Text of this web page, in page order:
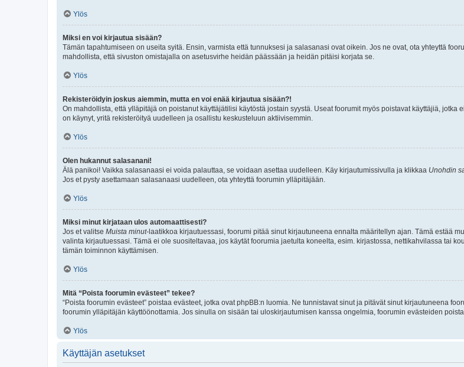
Ylös
Miksi en voi kirjautua sisään?
Tämän tapahtumiseen on useita syitä. Ensin, varmista että tunnuksesi ja salasanasi ovat oikein. Jos ne ovat, ota yhteyttä
mahdollista, että sivuston omistajalla on asetusvirhe heidän päässään ja heidän pitäisi korjata se.
Ylös
Rekisteröidyin joskus aiemmin, mutta en voi enää kirjautua sisään?!
On mahdollista, että ylläpitäjä on poistanut käyttäjätilisi käytöstä jostain syystä. Useat foorumit myös poistavat käyttäjiä,
on käynyt, yritä rekisteröityä uudelleen ja osallistu keskusteluun aktiivisemmin.
Ylös
Olen hukannut salasanani!
Älä panikoi! Vaikka salasanaasi ei voida palauttaa, se voidaan asettaa uudelleen. Käy kirjautumissivulla ja klikkaa Unohdin
Jos et pysty asettamaan salasanaasi uudelleen, ota yhteyttä foorumin ylläpitäjään.
Ylös
Miksi minut kirjataan ulos automaattisesti?
Jos et valitse Muista minut-laatikkoa kirjautuessasi, foorumi pitää sinut kirjautuneena ennalta määritellyn ajan. Tämä estää
valinta kirjautuessasi. Tämä ei ole suositeltavaa, jos käytät foorumia jaetulta koneelta, esim. kirjastossa, nettikahvilassa tai
tämän toiminnon käyttämisen.
Ylös
Mitä “Poista foorumin evästeet” tekee?
“Poista foorumin evästeet” poistaa evästeet, jotka ovat phpBB:n luomia. Ne tunnistavat sinut ja pitävät sinut kirjautuneena
foorumin ylläpitäjän käyttöönottamia. Jos sinulla on sisään tai uloskirjautumisen kanssa ongelmia, foorumin evästeiden
Ylös
Käyttäjän asetukset